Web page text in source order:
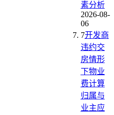
素分析
2026-08-
06
7开发商
违约交
房情形
下物业
费计算
归属与
业主应